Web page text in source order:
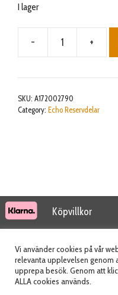
I lager
- +
SKU: A172002790
Category: Echo Reservdelar
Köpvillkor
© 2026 Tidab
Vi använder cookies på vår
relevanta upplevelsen genom
upprepa besök. Genom att
ALLA cookies används.